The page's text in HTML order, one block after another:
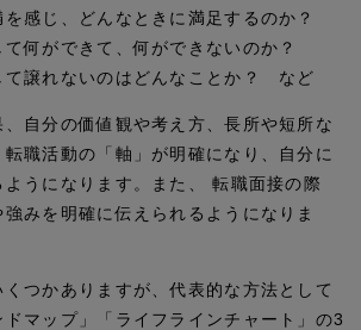
を感じ、どんなときに満足するのか？
て何ができて、何ができないのか？
て譲れないのはどんなことか？ など
自分の価値観や考え方、長所や短所な
職活動の「軸」が明確になり、自分に
うになります。また、 転職面接の際
みを明確に伝えられるようになりま
つかありますが、代表的な方法として
ドマップ」「ライフラインチャート」の3